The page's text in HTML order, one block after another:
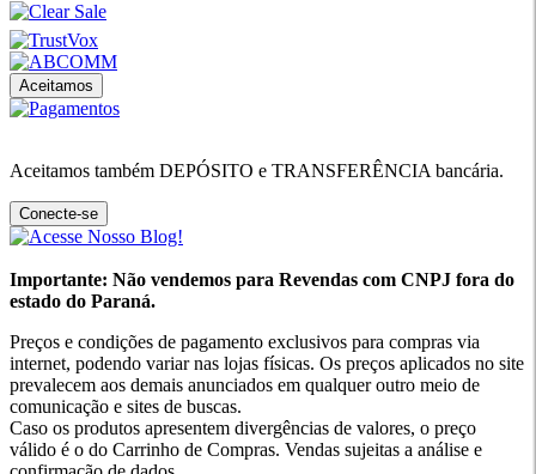
Aceitamos
Aceitamos também DEPÓSITO e TRANSFERÊNCIA bancária.
Conecte-se
Importante: Não vendemos para Revendas com CNPJ fora do
estado do Paraná.
Preços e condições de pagamento exclusivos para compras via
internet, podendo variar nas lojas físicas. Os preços aplicados no site
prevalecem aos demais anunciados em qualquer outro meio de
comunicação e sites de buscas.
Caso os produtos apresentem divergências de valores, o preço
válido é o do Carrinho de Compras. Vendas sujeitas a análise e